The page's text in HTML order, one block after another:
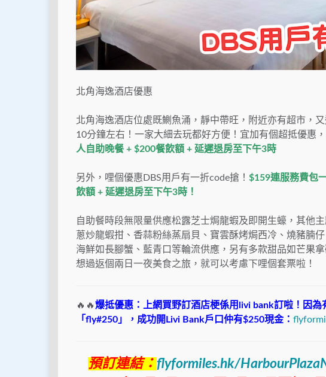
北角海逸酒店優惠
北角海逸酒店位處既鰂魚涌，靜中帶旺，附近亦有超市，
10分鐘左右！一家大細去玩都好方便！宜加有個超抵優惠，
人自助晚餐 + $200餐飲額 + 延遲退房至下午3時
另外，哩個優惠DBS用戶有一折code搶！ $159連服務費包
飲額 + 延遲退房至下午3時！
自助餐時段無限量供應松露芝士焗龍蝦及即開生蠔，其他
蔥炒龍蝦拑、香蒜粉絲蒸扇貝、寶雲酥烤焗西冷、燒豬腩
海鮮如長腳蟹、藍青口等輪流供應，另有多款甜品如芒果
想過返個兩日一夜美食之旅，就可以考慮下哩個套票啦！
🔥🔥爆抵優惠：上網買野訂酒店梗係用livi bank訂啦！因
「fly#250」，成功開Livi Bank戶口仲有$250現金：
預訂連結： flyformiles.hk/